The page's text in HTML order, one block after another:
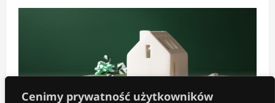
Cenimy prywatność użytkowników